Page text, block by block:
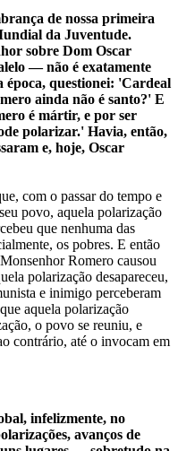
de nossa primeira
da Juventude.
sobre Dom Oscar
— não é exatamente
época, questionei: 'Cardeal
ainda não é santo?' E
é mártir, e por ser
polarizar.' Havia, então,
e, hoje, Oscar
com o passar do tempo e
povo, aquela polarização
que nenhuma das
os pobres. E então
Romero causou
polarização desapareceu,
e inimigo perceberam
aquela polarização
o povo se reuniu, e
contrário, até o invocam em
infelizmente, no
avanços de